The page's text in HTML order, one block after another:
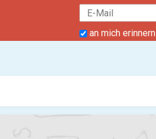
an mich erinnern